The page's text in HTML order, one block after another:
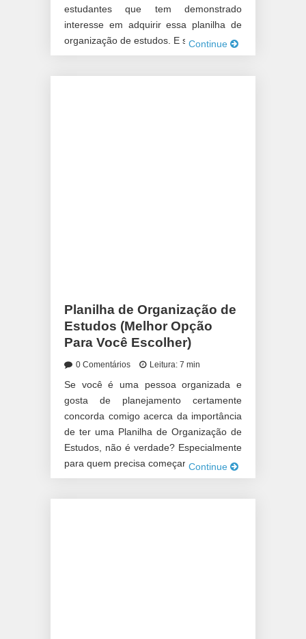
estudantes que tem demonstrado
interesse em adquirir essa planilha de
organização de estudos. E sim, […]
Continue
Planilha de Organização de
Estudos (Melhor Opção
Para Você Escolher)
0 Comentários Leitura: 7 min
Se você é uma pessoa organizada e
gosta de planejamento certamente
concorda comigo acerca da importância
de ter uma Planilha de Organização de
Estudos, não é verdade? Especialmente
para quem precisa começar – ou já […]
Continue